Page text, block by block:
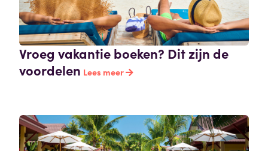
Vroeg vakantie boeken? Dit zijn de
voordelen Lees meer